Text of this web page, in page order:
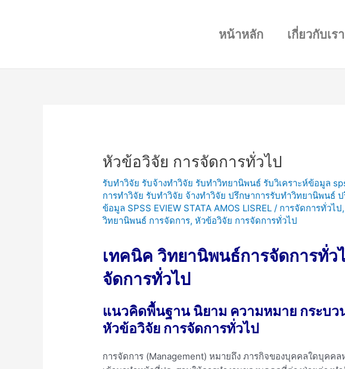
หน้าหลัก เกี่ยวกับเรา
หัวข้อวิจัย การจัดการทั่วไป
รับทำวิจัย รับจ้างทำวิจัย รับทำวิทยานิพนธ์ รับวิเคราะห์ข้อมูล
การทำวิจัย รับทำวิจัย จ้างทำวิจัย ปรึกษาการรับทำวิทยานิพนธ์
ข้อมูล SPSS EVIEW STATA AMOS LISREL / การจัดการทั่วไป,
วิทยานิพนธ์ การจัดการ,หัวข้อวิจัย การจัดการทั่วไป
เทคนิค วิทยานิพนธ์การจัดการทั่ว
จัดการทั่วไป
แนวคิดพื้นฐาน นิยาม ความหมาย กระบว
หัวข้อวิจัย การจัดการทั่วไป
การจัดการ (Management) หมายถึง ภารกิจของบุคคลใดบุคค